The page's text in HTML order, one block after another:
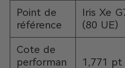
Point de
référence
Iris Xe
(80 UE)
Cote de
performan
1,771 pt